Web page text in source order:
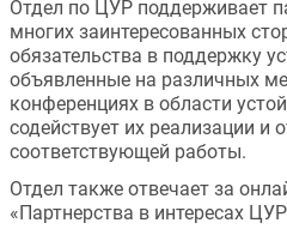
Отдел по ЦУР поддерживает
многих заинтересованных
обязательства в поддержку
объявленные на различных
конференциях в области
содействует их реализации и
соответствующей работы.
Отдел также отвечает за
«Партнерства в интересах